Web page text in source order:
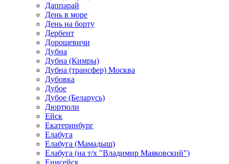
Даппарай
День в море
День на борту
Дербент
Дорошевичи
Дубна
Дубна (Кимры)
Дубна (трансфер) Москва
Дубовка
Дубое
Дубое (Беларусь)
Дюртюли
Ейск
Екатеринбург
Елабуга
Елабуга (Мамадыш)
Елабуга (на т/х "Владимир Маяковский")
Енисейск